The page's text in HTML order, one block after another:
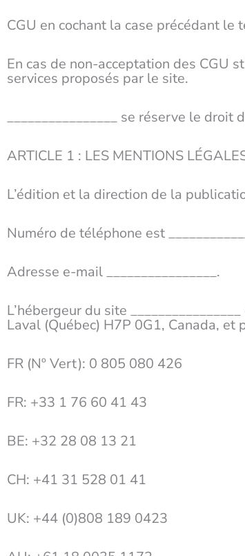
CGU en cochant la case précédant le
En cas de non-acceptation des CGU
services proposés par le site.
________________ se réserve le
ARTICLE 1 : LES MENTIONS
L’édition et la direction de la
Numéro de téléphone est
Adresse e-mail ________________.
L’hébergeur du site
Laval (Québec) H7P 0G1, Canada,
FR (Nº Vert): 0 805 080 426
FR: +33 1 76 60 41 43
BE: +32 28 08 13 21
CH: +41 31 528 01 41
UK: +44 (0)808 189 0423